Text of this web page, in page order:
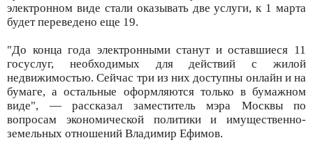
электронном виде стали оказывать две услуги, к 1 марта
будет переведено еще 19.
"До конца года электронными станут и оставшиеся 11
госуслуг, необходимых для действий с жилой
недвижимостью. Сейчас три из них доступны онлайн и на
бумаге, а остальные оформляются только в бумажном
виде", — рассказал заместитель мэра Москвы по
вопросам экономической политики и имущественно-
земельных отношений Владимир Ефимов.